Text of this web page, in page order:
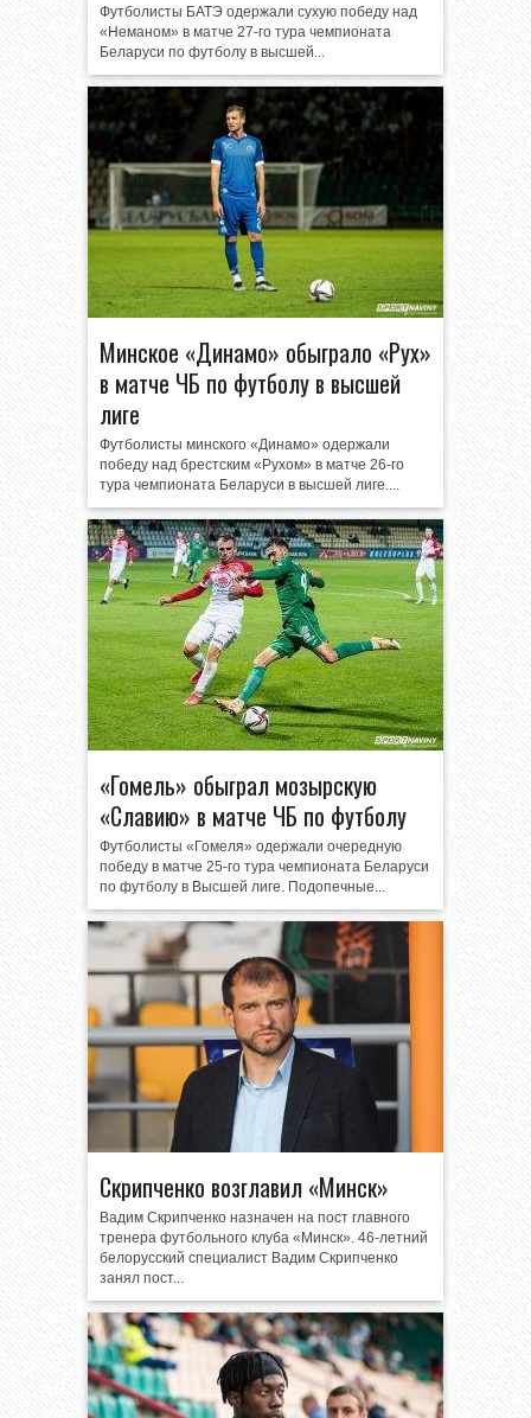
Футболисты БАТЭ одержали сухую победу над
«Неманом» в матче 27-го тура чемпионата
Беларуси по футболу в высшей...
Минское «Динамо» обыграло «Рух»
в матче ЧБ по футболу в высшей
лиге
Футболисты минского «Динамо» одержали
победу над брестским «Рухом» в матче 26-го
тура чемпионата Беларуси в высшей лиге....
«Гомель» обыграл мозырскую
«Славию» в матче ЧБ по футболу
Футболисты «Гомеля» одержали очередную
победу в матче 25-го тура чемпионата Беларуси
по футболу в Высшей лиге. Подопечные...
Скрипченко возглавил «Минск»
Вадим Скрипченко назначен на пост главного
тренера футбольного клуба «Минск». 46-летний
белорусский специалист Вадим Скрипченко
занял пост...